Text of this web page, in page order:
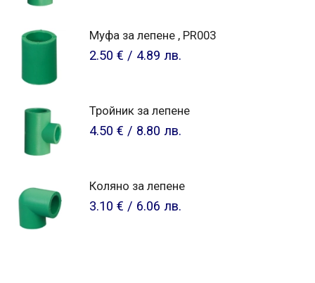
Муфа за лепене , PR003
2.50 € / 4.89 лв.
Тройник за лепене
4.50 € / 8.80 лв.
Коляно за лепене
3.10 € / 6.06 лв.